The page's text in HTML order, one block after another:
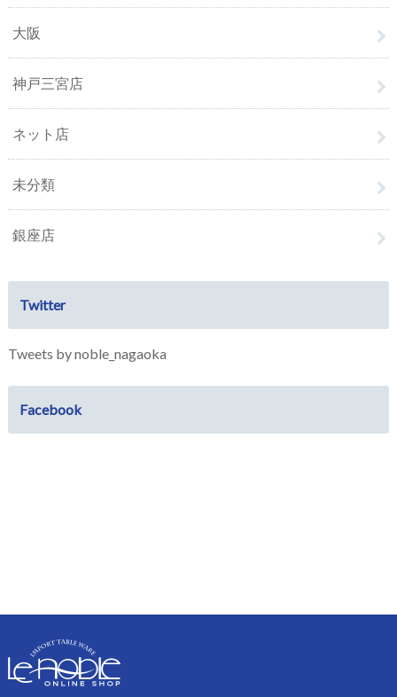
大阪
神戸三宮店
ネット店
未分類
銀座店
Twitter
Tweets by noble_nagaoka
Facebook